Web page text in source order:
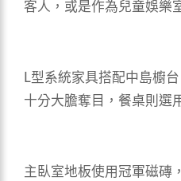
客人，或是作為兒童娛樂
L型系統家具搭配中島櫥
十分大膽奪目，餐桌則選
主臥室地板使用冠軍磁磚